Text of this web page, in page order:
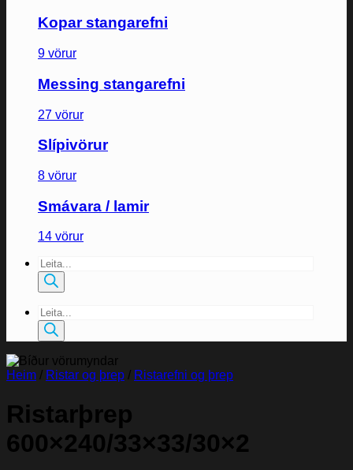
Kopar stangarefni
9 vörur
Messing stangarefni
27 vörur
Slípivörur
8 vörur
Smávara / lamir
14 vörur
Products
search
Products
search
Heim / Ristar og þrep / Ristarefni og þrep
Ristarþrep
600×240/33×33/30×2